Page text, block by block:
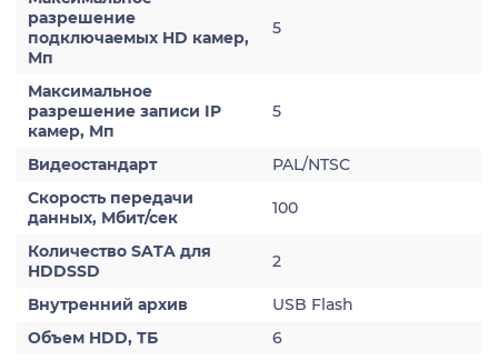
разрешение
подключаемых HD камер,
Мп
5
Максимальное
разрешение записи IP
камер, Мп
5
Видеостандарт
PAL/NTSC
Скорость передачи
данных, Мбит/сек
100
Количество SATA для
HDDSSD
2
Внутренний архив
USB Flash
Объем HDD, ТБ
6